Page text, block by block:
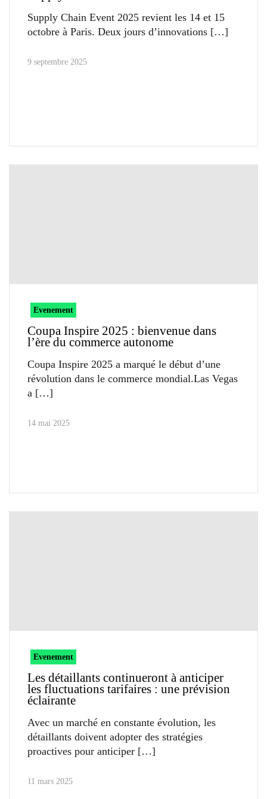
Supply Chain Event 2025 revient les 14 et 15
octobre à Paris. Deux jours d’innovations
9 septembre 2025
Evenement
Coupa Inspire 2025 : bienvenue dans
l’ère du commerce autonome
Coupa Inspire 2025 a marqué le début d’une
révolution dans le commerce mondial.Las Vegas
a
14 mai 2025
Evenement
Les détaillants continueront à anticiper
les fluctuations tarifaires : une prévision
éclairante
Avec un marché en constante évolution, les
détaillants doivent adopter des stratégies
proactives pour anticiper
11 mars 2025